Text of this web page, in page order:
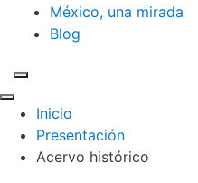
México, una mirada
Blog
Inicio
Presentación
Acervo histórico